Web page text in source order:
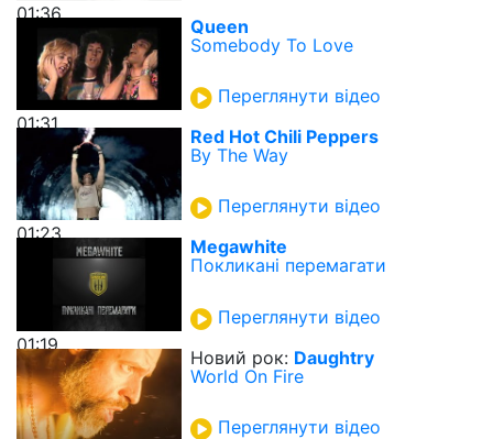
01:36
01:31
Queen
Somebody To Love
Переглянути відео
01:23
Red Hot Chili Peppers
By The Way
Переглянути відео
01:19
Megawhite
Покликані перемагати
Переглянути відео
Новий рок: Daughtry
World On Fire
Переглянути відео